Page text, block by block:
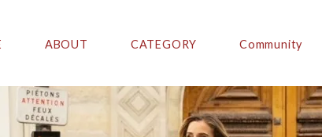
ABOUT CATEGORY Community